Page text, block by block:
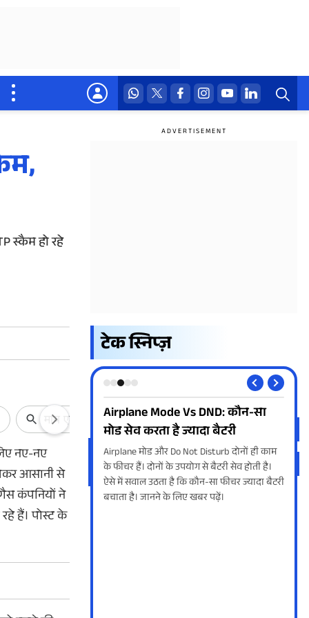
स्कैम हो रहे
नए-नए
आसानी से
कंपनियों ने
हैं। पोस्ट के
टेक स्निप्ज़
तक नेटफ्लिक्स
फ्री
के लिए फ्री
है, जिसका फायदा
लिए उठाया जा सकता है।
सब्सक्रिप्शन
इस ऑफर से जुड़ी सभी
Airplane Mode Vs DND: कौन-सा
मोड सेव करता है ज्यादा बैटरी
Airplane मोड और Do Not Disturb दोनों ही काम
के फीचर हैं। दोनों के उपयोग से बैटरी सेव होती है।
ऐसे में सवाल उठता है कि कौन-सा फीचर ज्यादा बैटरी
बचाता है। जानने के लिए खबर पढ़ें।